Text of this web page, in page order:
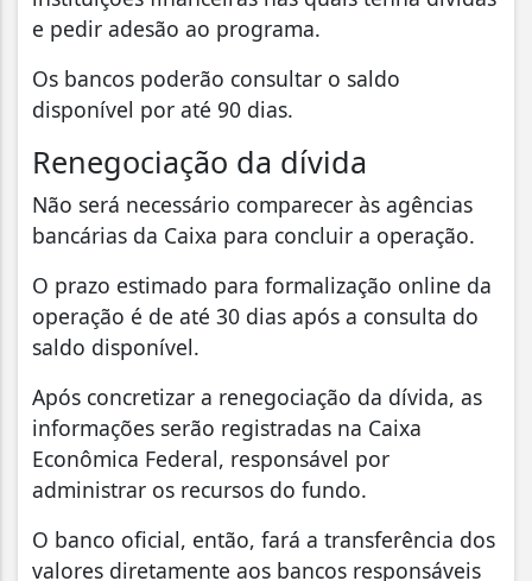
e pedir adesão ao programa.
Os bancos poderão consultar o saldo
disponível por até 90 dias.
Renegociação da dívida
Não será necessário comparecer às agências
bancárias da Caixa para concluir a operação.
O prazo estimado para formalização online da
operação é de até 30 dias após a consulta do
saldo disponível.
Após concretizar a renegociação da dívida, as
informações serão registradas na Caixa
Econômica Federal, responsável por
administrar os recursos do fundo.
O banco oficial, então, fará a transferência dos
valores diretamente aos bancos responsáveis